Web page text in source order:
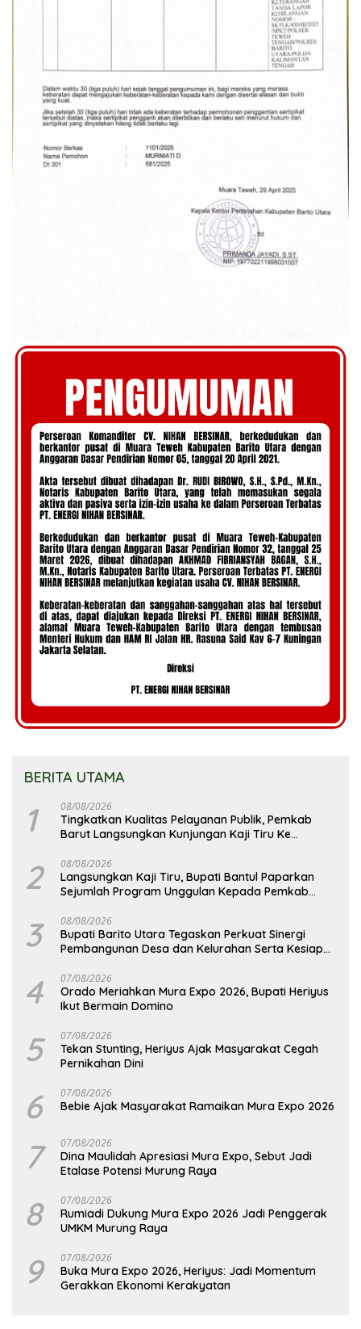
BERITA UTAMA
1 08/08/2026
Tingkatkan Kualitas Pelayanan Publik, Pemkab
Barut Langsungkan Kunjungan Kaji Tiru Ke
2 08/08/2026
Langsungkan Kaji Tiru, Bupati Bantul Paparkan
Sejumlah Program Unggulan Kepada Pemkab
3 08/08/2026
Bupati Barito Utara Tegaskan Perkuat Sinergi
Pembangunan Desa dan Kelurahan Serta Kesiapan
4 07/08/2026
Orado Meriahkan Mura Expo 2026, Bupati Heriyus
Ikut Bermain Domino
5 07/08/2026
Tekan Stunting, Heriyus Ajak Masyarakat Cegah
Pernikahan Dini
6 07/08/2026
Bebie Ajak Masyarakat Ramaikan Mura Expo 2026
7 07/08/2026
Dina Maulidah Apresiasi Mura Expo, Sebut Jadi
Etalase Potensi Murung Raya
8 07/08/2026
Rumiadi Dukung Mura Expo 2026 Jadi Penggerak
UMKM Murung Raya
9 07/08/2026
Buka Mura Expo 2026, Heriyus: Jadi Momentum
Gerakkan Ekonomi Kerakyatan